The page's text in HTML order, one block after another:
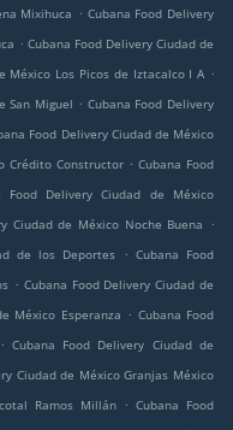
Mixihuca . Cubana Food Delivery
. Cubana Food Delivery Ciudad de
México Los Picos de Iztacalco I A .
San Miguel . Cubana Food Delivery
Food Delivery Ciudad de México
Crédito Constructor . Cubana Food
Food Delivery Ciudad de México
Ciudad de México Noche Buena
.
de los Deportes
. Cubana Food
. Cubana Food Delivery Ciudad de
México Esperanza . Cubana Food
. Cubana Food Delivery Ciudad de
Ciudad de México Granjas México
Ramos Millán . Cubana Food